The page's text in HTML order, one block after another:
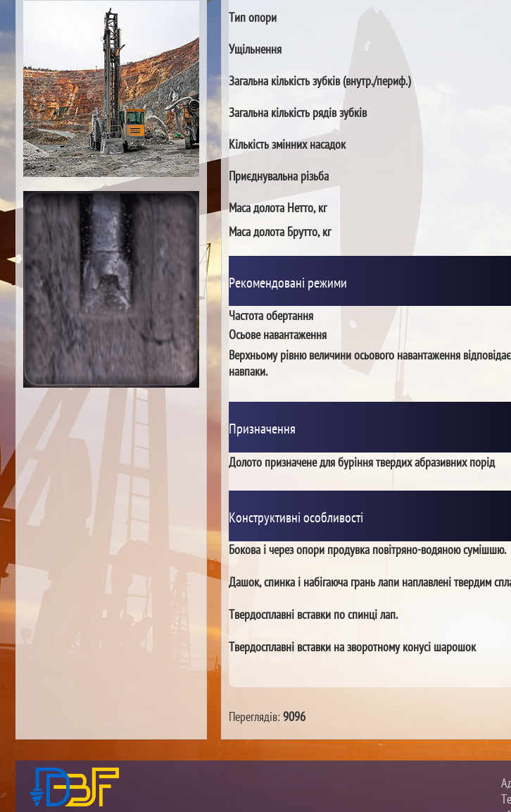
Тип опори
Ущільнення
Загальна кількість зубків (внутр./периф.)
Загальна кількість рядів зубків
Кількість змінних насадок
Приєднувальна різьба
Маса долота Нетто, кг
Маса долота Брутто, кг
Рекомендовані режими
Частота обертання
Осьове навантаження
Верхньому рівню величини осьового навантаження
навпаки.
Призначення
Долото призначене для буріння твердих абразивних порід
Конструктивні особливості
Бокова і через опори продувка повітряно-водяною сумішшю.
Дашок, спинка і набігаюча грань лапи наплавлені твердим
Твердосплавні вставки по спинці лап.
Твердосплавні вставки на зворотному конусі шарошок
Переглядів: 9096